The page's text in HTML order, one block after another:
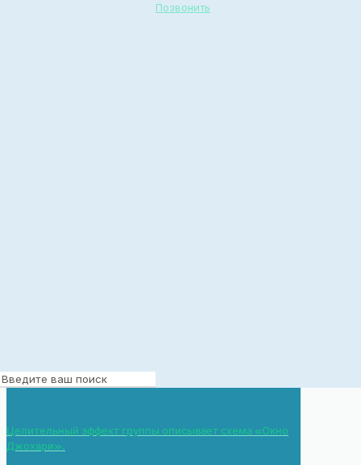
Позвонить
Целительный эффект группы описывает схема «Окно
Джохари».